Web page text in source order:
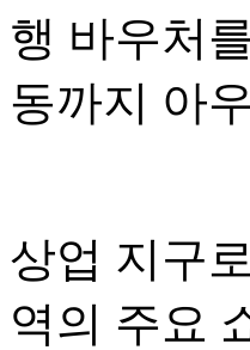
행 바우처
동까지 아
상업 지구
역의 주요